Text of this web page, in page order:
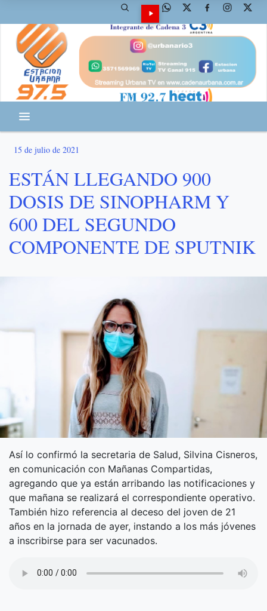
15 de julio de 2021
ESTÁN LLEGANDO 900
DOSIS DE SINOPHARM Y
600 DEL SEGUNDO
COMPONENTE DE SPUTNIK
Así lo confirmó la secretaria de Salud, Silvina Cisneros,
en comunicación con Mañanas Compartidas,
agregando que ya están arribando las notificaciones y
que mañana se realizará el correspondiente operativo.
También hizo referencia al deceso del joven de 21
años en la jornada de ayer, instando a los más jóvenes
a inscribirse para ser vacunados.